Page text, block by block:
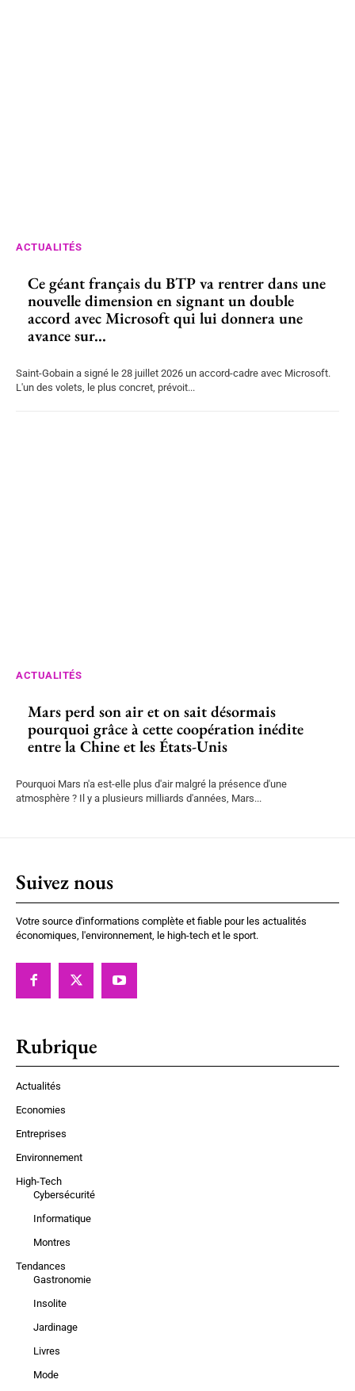
ACTUALITÉS
Ce géant français du BTP va rentrer dans une
nouvelle dimension en signant un double
accord avec Microsoft qui lui donnera une
avance sur...
Saint-Gobain a signé le 28 juillet 2026 un accord-cadre avec Microsoft.
L'un des volets, le plus concret, prévoit...
ACTUALITÉS
Mars perd son air et on sait désormais
pourquoi grâce à cette coopération inédite
entre la Chine et les États-Unis
Pourquoi Mars n'a est-elle plus d'air malgré la présence d'une
atmosphère ? Il y a plusieurs milliards d'années, Mars...
Suivez nous
Votre source d'informations complète et fiable pour les actualités
économiques, l'environnement, le high-tech et le sport.
Rubrique
Actualités
Economies
Entreprises
Environnement
High-Tech
Cybersécurité
Informatique
Montres
Tendances
Gastronomie
Insolite
Jardinage
Livres
Mode